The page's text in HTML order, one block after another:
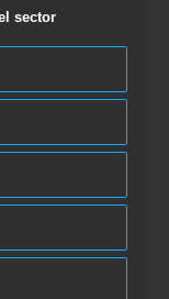
sector